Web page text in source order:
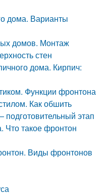
дома. Варианты
домов. Монтаж
стен
дома. Кирпич:
Функции фронтона
Как обшить
этап
Что такое фронтон
Виды фронтонов